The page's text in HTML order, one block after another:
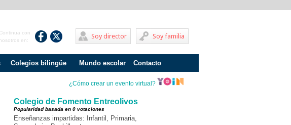
Soy familia
Soy director
Continua con
nosotros en:
Colegios bilingüe Mundo escolar
Problemas de aprendizaje
Adolescentes
Internados
Contacto
¿Cómo crear un evento virtual?
Colegio de Fomento Entreolivos
Popularidad basada en 0 votaciones
Enseñanzas impartidas: Infantil, Primaria,